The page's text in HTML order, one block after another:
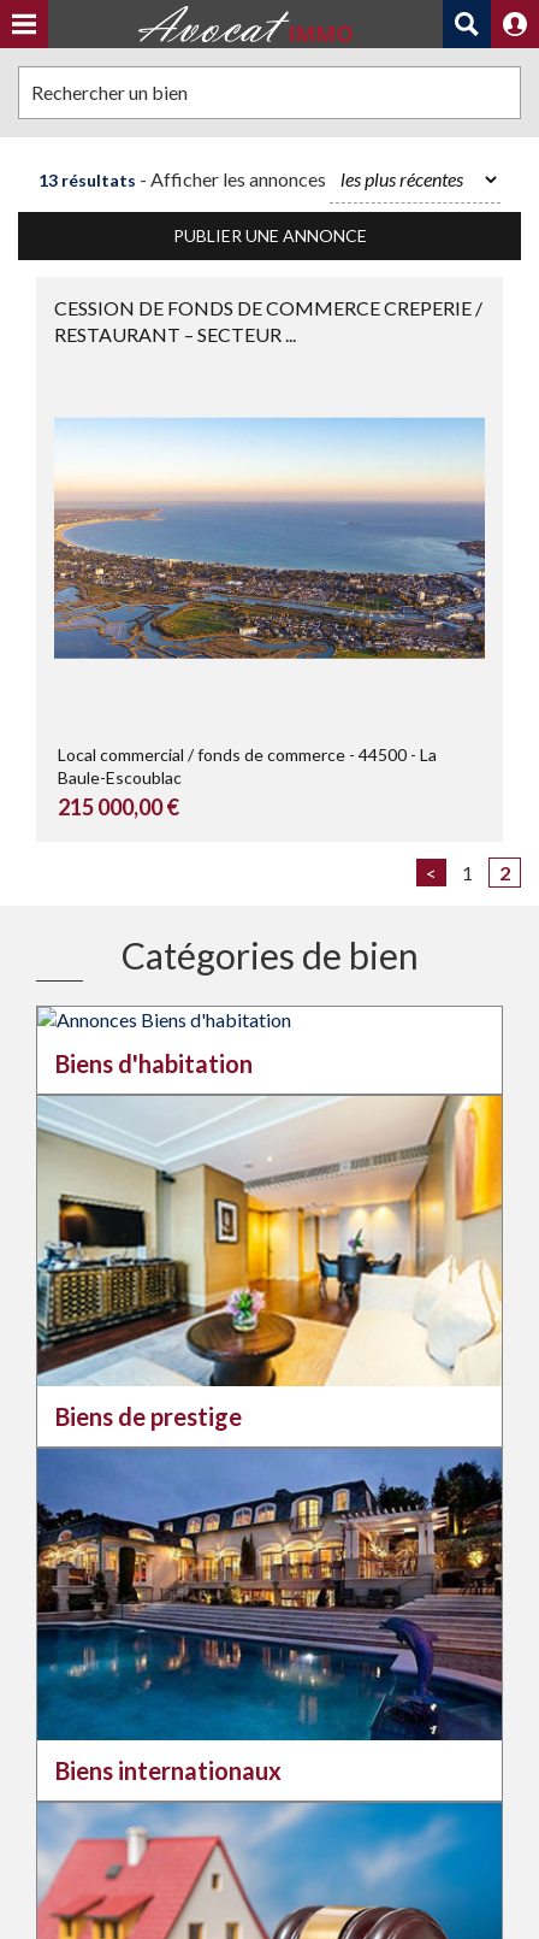
Rechercher un bien
13 résultats - Afficher les annonces
PUBLIER UNE ANNONCE
CESSION DE FONDS DE COMMERCE CREPERIE /
RESTAURANT – SECTEUR ...
Local commercial / fonds de commerce 44500
La
Baule-Escoublac
215 000,00 €
< 1 2
Catégories de bien
Biens d'habitation
Biens de prestige
Biens internationaux